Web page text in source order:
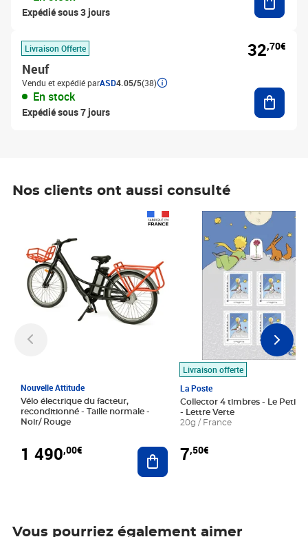
Expédié sous 3 jours
Livraison Offerte
Neuf
Vendu et expédié parASD4.05/5(38)
En stock
Expédié sous 7 jours
32,70€
Nos clients ont aussi consulté
Nouvelle Attitude
Vélo électrique du facteur,
reconditionné - Taille normale -
Noir/ Rouge
1 490,00€ Ajouter au panier
Livraison offerte
La Poste
Collector 4 timbres - Le Petit
- Lettre Verte
20g / France
7,50€
Prix 7,50€
Vous pourriez également aimer